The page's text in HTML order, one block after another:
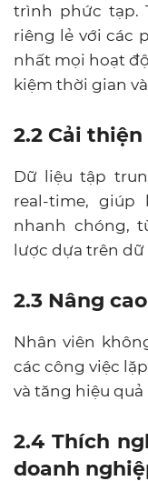
trình phức tạp.
riêng lẻ với các
nhất mọi hoạt
kiệm thời gian
2.2 Cải
Dữ liệu tập
real-time,
nhanh chóng,
lược dựa trên dữ
2.3 Nâng
Nhân viên
các công việc
và tăng hiệu quả
2.4 Thích
doanh